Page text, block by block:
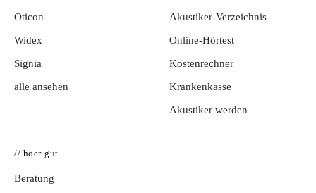
Oticon
Widex
Signia
alle ansehen
Akustiker-Verzeichnis
Online-Hörtest
Kostenrechner
Krankenkasse
Akustiker werden
// hoer-gut
Beratung